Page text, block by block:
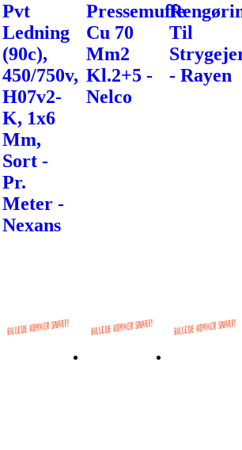
Pvt
Ledning
(90c),
450/750v,
H07v2-
K, 1x6
Mm,
Sort -
Pr.
Meter -
Nexans
Pressemuffe
Cu 70
Mm2
Kl.2+5 -
Nelco
Til
- Rayen